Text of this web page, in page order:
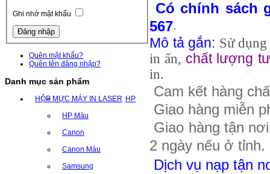
Ghi nhớ mật khẩu
Quên mật khẩu?
Quên tên đăng nhập?
Danh mục sản phẩm
HỘP MỰC MÁY IN LASER HP
HP Màu
Canon
Canon Màu
Samsung
Có chính sách
567.
Mô tả gắn: Sử
in ấn, chất lượng
in.
Cam kết hàng
Giao hàng miễn
Giao hàng tận
2 ngày nếu ở tỉnh.
Dịch vụ nạp tận